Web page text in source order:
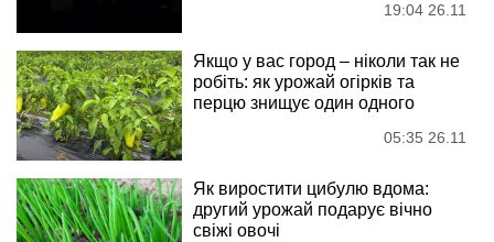
19:04 26.11
Якщо у вас город – ніколи так не
робіть: як урожай огірків та
перцю знищує один одного
05:35 26.11
Як виростити цибулю вдома:
другий урожай подарує вічно
свіжі овочі